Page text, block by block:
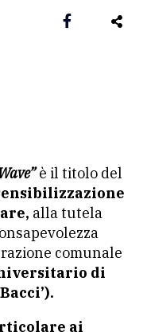
è il titolo del
alla tutela
comunale
di
ai